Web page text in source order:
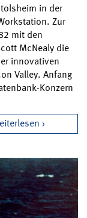
in der
Zur
mit den
McNealy die
innovativen
Valley. Anfang
Konzern